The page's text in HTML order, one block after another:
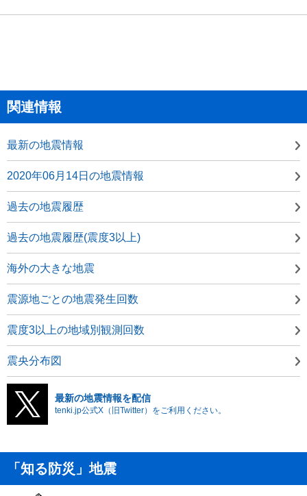
関連情報
最新の地震情報
2020年06月14日の地震情報
過去の地震履歴
過去の地震履歴(震度3以上)
海外の大きな地震
震源地ごとの地震発生回数
震度3以上の地域別観測回数
震央分布図
最新の地震情報を配信
tenki.jp公式X（旧Twitter）をご利用ください。
「知る防災」地震